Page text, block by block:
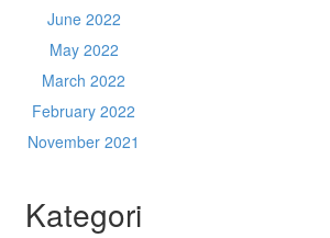
June 2022
May 2022
March 2022
February 2022
November 2021
Kategori